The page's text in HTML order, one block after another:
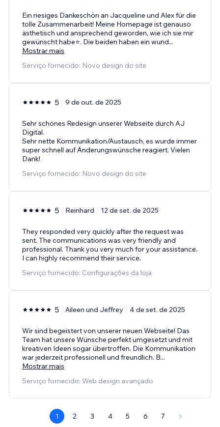
Ein riesiges Dankeschön an Jacqueline und Alex für die
tolle Zusammenarbeit! Meine Homepage ist genauso
ästhetisch und ansprechend geworden, wie ich sie mir
gewünscht habe⭐️. Die beiden haben ein wund...
Mostrar mais
Serviço fornecido: Novo design do site
5 9 de out. de 2025
Sehr schönes Redesign unserer Webseite durch AJ
Digital.
Sehr nette Kommunikation/Austausch, es wurde immer
super schnell auf Änderungswünsche reagiert. Vielen
Dank!
Serviço fornecido: Novo design do site
5 Reinhard 12 de set. de 2025
They responded very quickly after the request was
sent. The communications was very friendly and
professional. Thank you very much for your assistance.
I can highly recommend their service.
Serviço fornecido: Configurações da loja
5 Aileen und Jeffrey 4 de set. de 2025
Wir sind begeistert von unserer neuen Webseite! Das
Team hat unsere Wünsche perfekt umgesetzt und mit
kreativen Ideen sogar übertroffen. Die Kommunikation
war jederzeit professionell und freundlich. B...
Mostrar mais
Serviço fornecido: Web design avançado
1 2 3 4 5 6 7